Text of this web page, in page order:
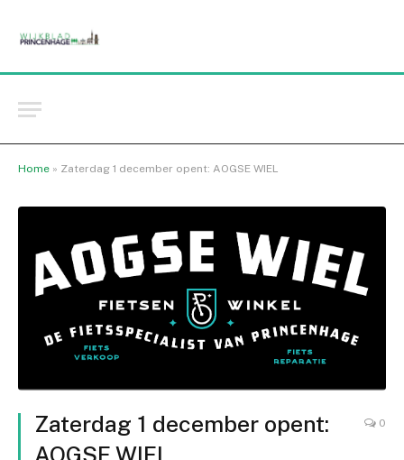
Home » Zaterdag 1 december opent: AOGSE WIEL
Zaterdag 1 december opent:
AOGSE WIEL
0